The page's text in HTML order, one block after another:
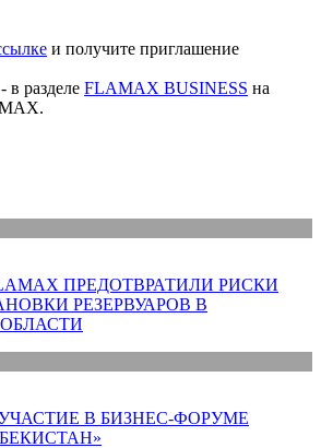
и получите приглашение
разделе FLAMAX BUSINESS на
ПРЕДОТВРАТИЛИ РИСКИ
РЕЗЕРВУАРОВ В
В БИЗНЕС-ФОРУМЕ